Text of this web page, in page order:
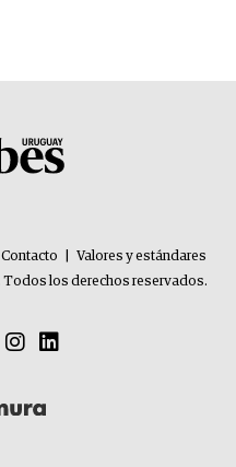
Contacto
Valores y estándares
los derechos reservados.